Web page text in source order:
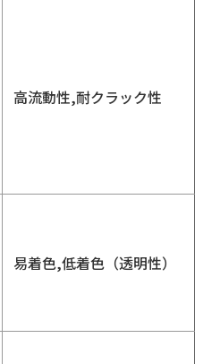
高流動性,耐クラック性
易着色,低着色（透明性）